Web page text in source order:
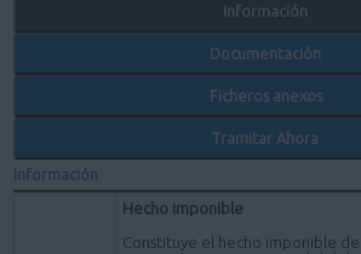
AYUDA
Información
Documentación
Ficheros anexos
Tramitar Ahora
Información
Hecho imponible
Constituye el hecho imponible de